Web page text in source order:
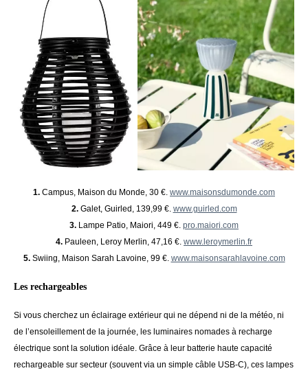
1. Campus, Maison du Monde, 30 €. www.maisonsdumonde.com
2.Galet, Guirled, 139,99 €. www.guirled.com
3. Lampe Patio, Maiori, 449 €. pro.maiori.com
4. Pauleen, Leroy Merlin, 47,16 €. www.leroymerlin.fr
5.Swiing, Maison Sarah Lavoine, 99 €. www.maisonsarahlavoine.com
Les rechargeables
Si vous cherchez un éclairage extérieur qui ne dépend ni de la météo, ni
de l’ensoleillement de la journée, les luminaires nomades à recharge
électrique sont la solution idéale. Grâce à leur batterie haute capacité
rechargeable sur secteur (souvent via un simple câble USB-C), ces lampes